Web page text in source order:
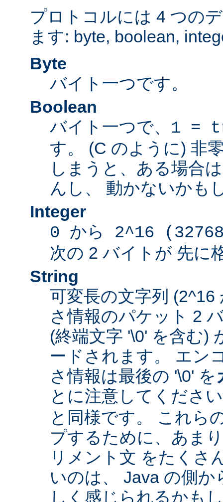
プロトコルには 4 つの
ます: byte, boolean,
Byte
バイト一つです。
Boolean
バイト一つで、 1 =
す。 (C のように) 非
しまうと、ある場合
んし、 動かないかも
Integer
0 から 2^16
次の 2 バイトが 先に
String
可変長の文字列 (2^16
さ情報のパケット 2
(終端文字 '\0' を含む)
ードされます。 エン
さ情報は最後の '\0' を
とに注意してくだ
と同様です。 これら
プするために、あま
リメント文 をたくさ
いのは、 Java の側
しく感じられるかも